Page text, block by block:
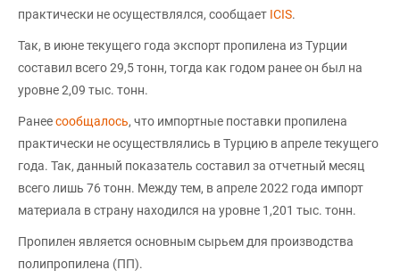
практически не осуществлялся, сообщает ICIS.
Так, в июне текущего года экспорт пропилена из Турции
составил всего 29,5 тонн, тогда как годом ранее он был на
уровне 2,09 тыс. тонн.
Ранеесообщалось, что импортные поставки пропилена
практически не осуществлялись в Турцию в апреле текущего
года. Так, данный показатель составил за отчетный месяц
всего лишь 76 тонн. Между тем, в апреле 2022 года импорт
материала в страну находился на уровне 1,201 тыс. тонн.
Пропилен является основным сырьем для производства
полипропилена (ПП).